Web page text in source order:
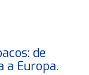
de
a Europa.